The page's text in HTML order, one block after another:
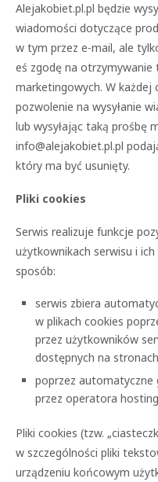
Alejakobiet.pl.pl będzie
wiadomości dotyczące
w tym przez e-mail, ale
eś zgodę na
marketingowych. W każdej
pozwolenie na wysyłanie
lub wysyłając taką prośbę
info@alejakobiet.pl.pl
który ma być usunięty.
Pliki cookies
Serwis realizuje funkcje
użytkownikach serwisu i
sposób:
serwis zbiera
w plikach cookies
przez użytkowników
dostępnych na
poprzez automatyczne
przez operatora
Pliki cookies (tzw.
w szczególności pliki
urządzeniu końcowym